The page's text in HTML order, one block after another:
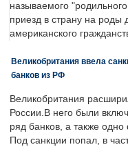
называемого
приезд в страну на роды
американского
Великобритания ввела
банков из РФ
Великобритания
России.В него были
ряд банков, а также
Под санкции попал, в